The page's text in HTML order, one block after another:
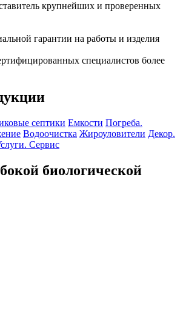
крупнейших и проверенных
гарантии на работы и изделия
специалистов более
септики Емкости Погреба.
Водоочистка Жироуловители Декор.
Сервис
биологической